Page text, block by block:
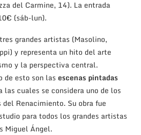
del Carmine, 14). La entrada
(sáb-lun).
grandes artistas (Masolino,
y representa un hito del arte
y la perspectiva central.
de esto son las escenas pintadas
las cuales se considera uno de los
Renacimiento. Su obra fue
para todos los grandes artistas
Miguel Ángel.